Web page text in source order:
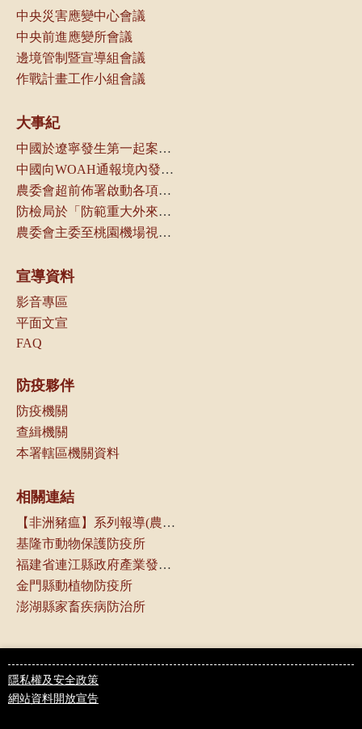
中央災害應變中心會議
中央前進應變所會議
邊境管制暨宣導組會議
作戰計畫工作小組會議
大事紀
中國於遼寧發生第一起案例，本局立即通知動物防疫機關及產業團體
中國向WOAH通報境內發生非洲豬瘟
農委會超前佈署啟動各項防疫管控措施
防檢局於「防範重大外來豬病產業座談會議」中，請養豬產業及相關業者配合各項管制措施，以防堵本病傳入我國
農委會主委至桃園機場視察邊境管制作業
宣導資料
影音專區
平面文宣
FAQ
防疫夥伴
防疫機關
查緝機關
本署轄區機關資料
相關連結
【非洲豬瘟】系列報導(農傳媒)
基隆市動物保護防疫所
福建省連江縣政府產業發展處
金門縣動植物防疫所
澎湖縣家畜疾病防治所
隱私權及安全政策
網站資料開放宣告